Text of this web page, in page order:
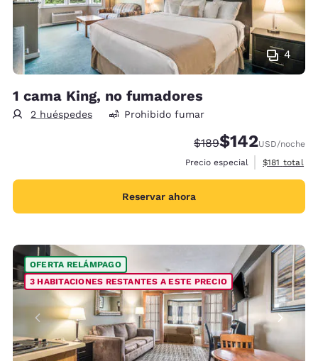
4
1 cama King, no fumadores
2 huéspedes Prohibido fumar
Precio tachado:
$189Precio con
$142USD/noche
Precio especial
Ver detalles
$181 total
Reservar ahora
OFERTA RELÁMPAGO
3 HABITACIONES RESTANTES A ESTE PRECIO